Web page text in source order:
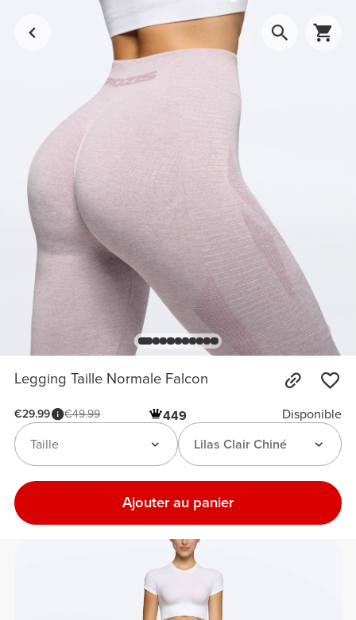
Legging Taille Normale Falcon
€29.99 €49.99 449
Disponible
Lilas Clair Chiné
Taille
Ajouter au panier